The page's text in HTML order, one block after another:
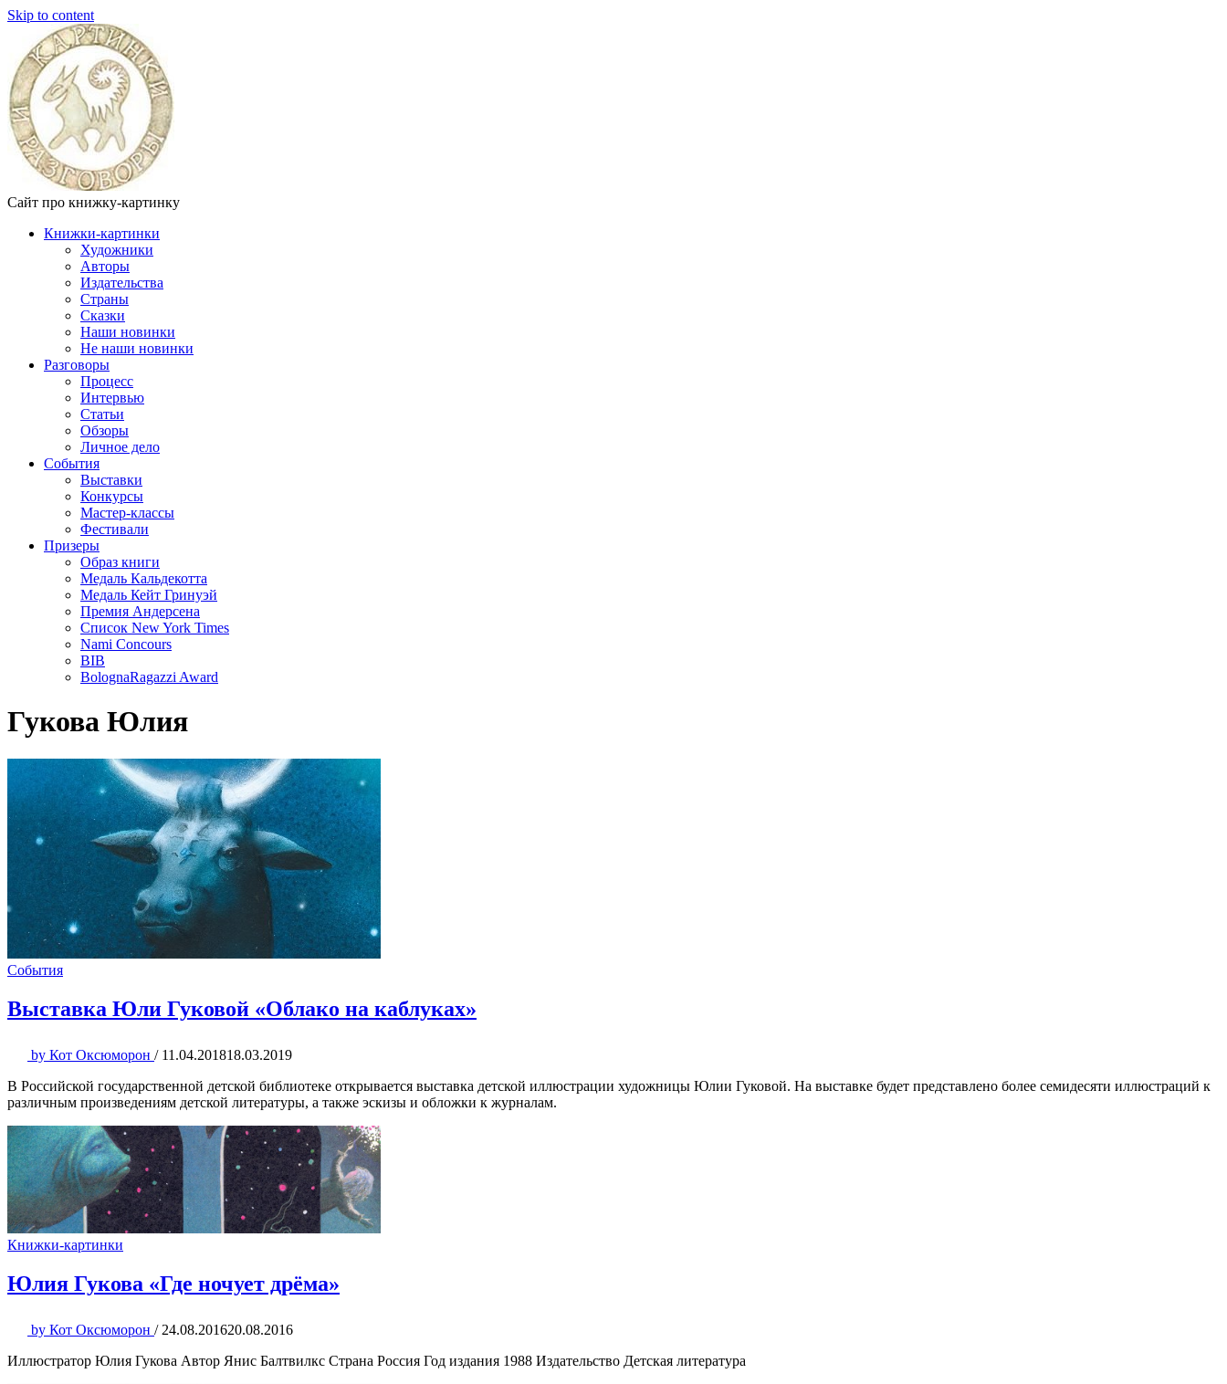
Skip to content
Сайт про книжку-картинку
Книжки-картинки
Художники
Авторы
Издательства
Страны
Сказки
Наши новинки
Не наши новинки
Разговоры
Процесс
Интервью
Статьи
Обзоры
Личное дело
События
Выставки
Конкурсы
Мастер-классы
Фестивали
Призеры
Образ книги
Медаль Кальдекотта
Медаль Кейт Гринуэй
Премия Андерсена
Список New York Times
Nami Concours
BIB
BolognaRagazzi Award
Гукова Юлия
События
Выставка Юли Гуковой «Облако на каблуках»
by Кот Оксюморон / 11.04.201818.03.2019
В Российской государственной детской библиотеке открывается выставка детской иллюстрации художницы Юлии Гуковой. На выставке будет представлено более семидесяти иллюстраций к
различным произведениям детской литературы, а также эскизы и обложки к журналам.
Книжки-картинки
Юлия Гукова «Где ночует дрёма»
by Кот Оксюморон / 24.08.201620.08.2016
Иллюстратор Юлия Гукова Автор Янис Балтвилкс Страна Россия Год издания 1988 Издательство Детская литература